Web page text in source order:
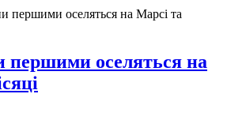
першими оселяться на